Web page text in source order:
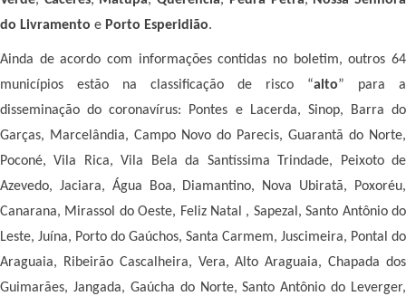
do Livramento e Porto Esperidião.
Ainda de acordo com informações contidas no boletim, outros 64
municípios estão na classificação de risco “alto” para a
disseminação do coronavírus: Pontes e Lacerda, Sinop, Barra do
Garças, Marcelândia, Campo Novo do Parecis, Guarantã do Norte,
Poconé, Vila Rica, Vila Bela da Santíssima Trindade, Peixoto de
Azevedo, Jaciara, Água Boa, Diamantino, Nova Ubiratã, Poxoréu,
Canarana, Mirassol do Oeste, Feliz Natal , Sapezal, Santo Antônio do
Leste, Juína, Porto do Gaúchos, Santa Carmem, Juscimeira, Pontal do
Araguaia, Ribeirão Cascalheira, Vera, Alto Araguaia, Chapada dos
Guimarães, Jangada, Gaúcha do Norte, Santo Antônio do Leverger,